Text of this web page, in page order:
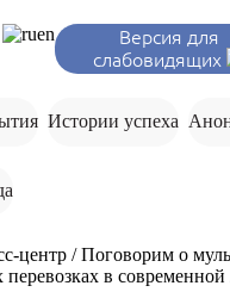
ruen
Версия для
слабовидящих
Истории успеха
центр /Поговорим о
в современной